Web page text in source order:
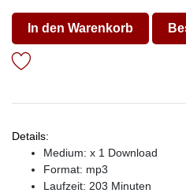
In den Warenkorb
Details:
Medium: x 1 Download
Format: mp3
Laufzeit: 203 Minuten